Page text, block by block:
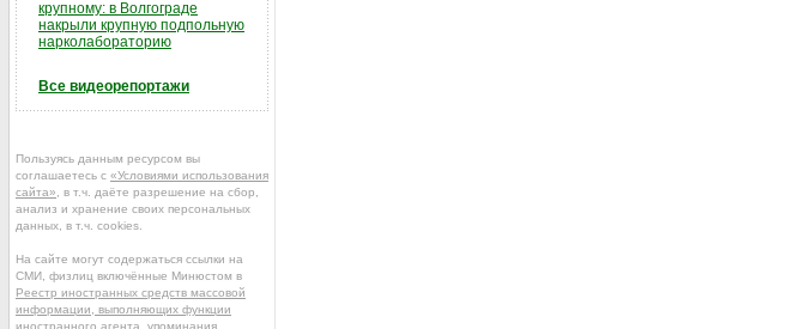
крупному: в Волгограде
накрыли крупную подпольную
нарколабораторию
Все видеорепортажи
Пользуясь данным ресурсом вы
соглашаетесь с «Условиями использования
сайта» , в т.ч. даёте разрешение на сбор,
анализ и хранение своих персональных
данных, в т.ч. cookies.
На сайте могут содержаться ссылки на
СМИ, физлиц включённые Минюстом в
Реестр иностранных средств массовой
информации, выполняющих функции
иностранного агента , упоминания